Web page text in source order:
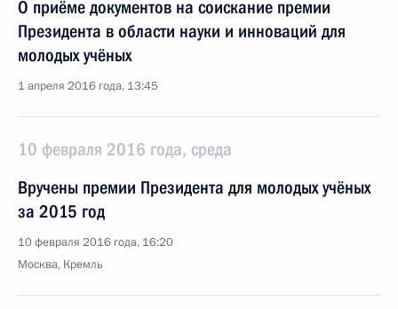
О приёме документов на соискание премии
Президента в области науки и инноваций для
молодых учёных
1 апреля 2016 года, 13:45
10 февраля 2016 года, среда
Вручены премии Президента для молодых учёных
за 2015 год
10 февраля 2016 года, 16:20
Москва, Кремль